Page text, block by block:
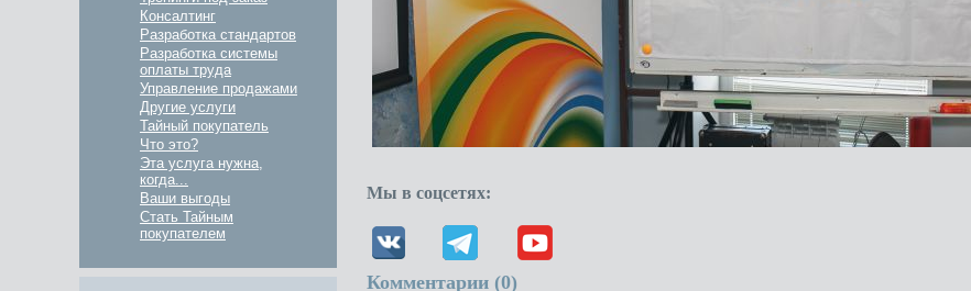
Консалтинг
Разработка стандартов
Разработка системы
оплаты труда
Управление продажами
Другие услуги
Тайный покупатель
Что это?
Эта услуга нужна,
когда...
Ваши выгоды
Стать Тайным
покупателем
Мы в соцсетях:
Комментарии (0)